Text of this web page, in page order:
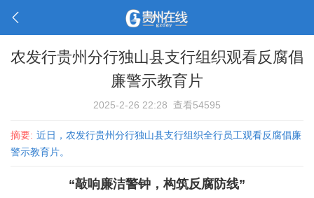
农发行贵州分行独山县支行组织观看反腐倡
廉警示教育片
2025-2-26 22:28 查看54595
摘要: 近日，农发行贵州分行独山县支行组织全行员工观看反腐倡廉
警示教育片。
“敲响廉洁警钟，构筑反腐防线”